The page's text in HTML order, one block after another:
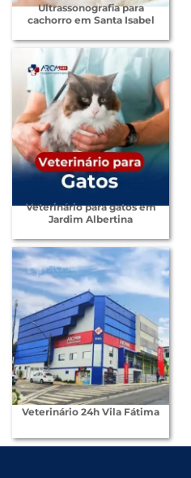
Ultrassonografia para
cachorro em Santa Isabel
Veterinário para gatos em
Jardim Albertina
Veterinário 24h Vila Fátima